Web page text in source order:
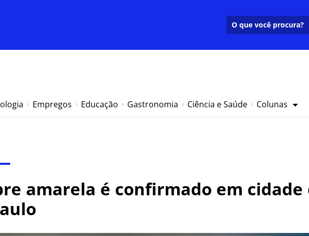
Empregos Educação Gastronomia Ciência e Saúde Colunas
amarela é confirmado em cidade